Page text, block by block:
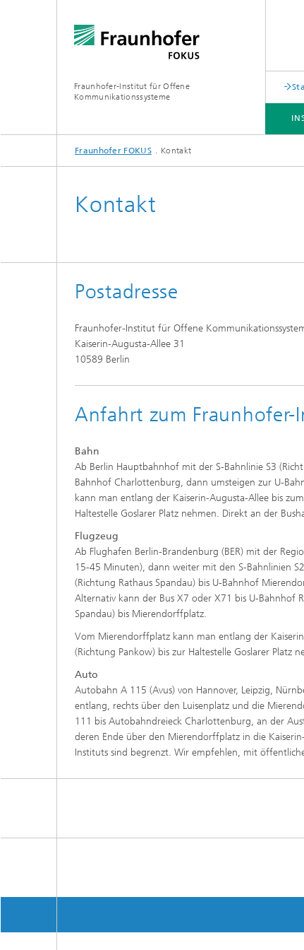
Fraunhofer-Institut für Offene
Kommunikationssysteme
INSTITUT
ANGEBOT
THEMEN
NEWSROOM
KARRIERE
Fraunhofer FOKUS Kontakt
Kontakt
Postadresse
Fraunhofer-Institut für Offene
Kaiserin-Augusta-Allee 31
10589 Berlin
Anfahrt zum Fraunhofer-
Bahn
Ab Berlin Hauptbahnhof mit der S-Bahnlinie S3
Bahnhof Charlottenburg, dann umsteigen zur U-
kann man entlang der Kaiserin-Augusta-Allee bis
Haltestelle Goslarer Platz nehmen. Direkt an der
Flugzeug
Ab Flughafen Berlin-Brandenburg (BER) mit der
15-45 Minuten), dann weiter mit den S-Bahnlinien
(Richtung Rathaus Spandau) bis U-Bahnhof
Alternativ kann der Bus X7 oder X71 bis U-Bahnhof
Spandau) bis Mierendorffplatz.
Vom Mierendorffplatz kann man entlang der
(Richtung Pankow) bis zur Haltestelle Goslarer Platz
Auto
Autobahn A 115 (Avus) von Hannover, Leipzig,
entlang, rechts über den Luisenplatz und die
111 bis Autobahndreieck Charlottenburg, an der
deren Ende über den Mierendorffplatz in die
Instituts sind begrenzt. Wir empfehlen, mit